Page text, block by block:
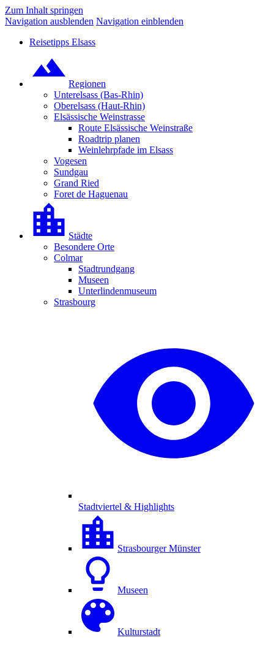
Zum Inhalt springen
Navigation ausblenden Navigation einblenden
Reisetipps Elsass
Regionen
Unterelsass (Bas-Rhin)
Oberelsass (Haut-Rhin)
Elsässische Weinstrasse
Route Elsässische Weinstraße
Roadtrip planen
Weinlehrpfade im Elsass
Vogesen
Sundgau
Grand Ried
Foret de Haguenau
Städte
Besondere Orte
Colmar
Stadtrundgang
Museen
Unterlindenmuseum
Strasbourg
Stadtviertel & Highlights
Strasbourger Münster
Museen
Kulturstadt